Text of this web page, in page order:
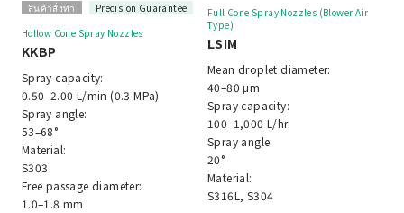
สินค้าสั่งทำ
Precision Guarantee
Hollow Cone Spray Nozzles
KKBP
Spray capacity:
0.50–2.00 L/min (0.3 MPa)
Spray angle:
53–68°
Material:
S303
Free passage diameter:
1.0–1.8 mm
Full Cone Spray Nozzles (Blower Air
Type)
LSIM
Mean droplet diameter:
40–80 μm
Spray capacity:
100–1,000 L/hr
Spray angle:
20°
Material:
S316L, S304